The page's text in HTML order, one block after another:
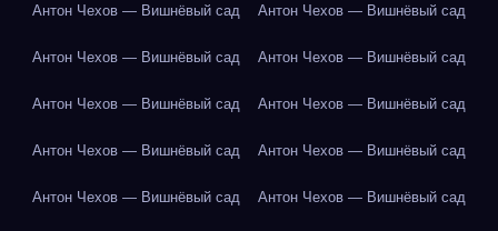
Антон Чехов — Вишнёвый сад Антон Чехов — Вишнёвый сад
Антон Чехов — Вишнёвый сад Антон Чехов — Вишнёвый сад
Антон Чехов — Вишнёвый сад Антон Чехов — Вишнёвый сад
Антон Чехов — Вишнёвый сад Антон Чехов — Вишнёвый сад
Антон Чехов — Вишнёвый сад Антон Чехов — Вишнёвый сад